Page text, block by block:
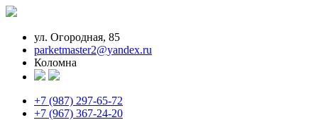
ул. Огородная, 85
parketmaster2@yandex.ru
Коломна
+7 (987) 297-65-72
+7 (967) 367-24-20